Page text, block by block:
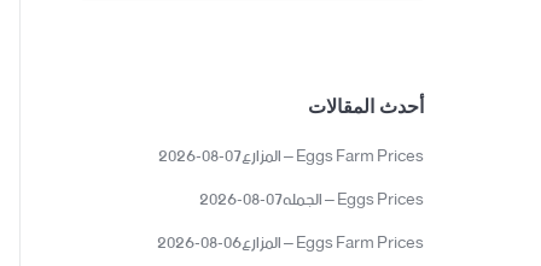
أحدث المقالات
Eggs Farm Prices – المزارع07-08-2026
Eggs Prices – الجمله07-08-2026
Eggs Farm Prices – المزارع06-08-2026